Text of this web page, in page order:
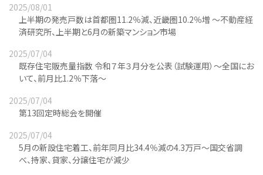
2025/08/01
上半期の発売戸数は首都圏11.2％減、近畿圏10.2％増 ～不動産経
済研究所、上半期と6月の新築マンション市場
2025/07/04
既存住宅販売量指数 令和７年３月分を公表（試験運用）～全国にお
いて、前月比1.2％下落～
2025/07/04
第13回定時総会を開催
2025/07/04
5月の新設住宅着工、前年同月比34.4％減の4.3万戸～国交省調
べ、持家、貸家、分譲住宅が減少